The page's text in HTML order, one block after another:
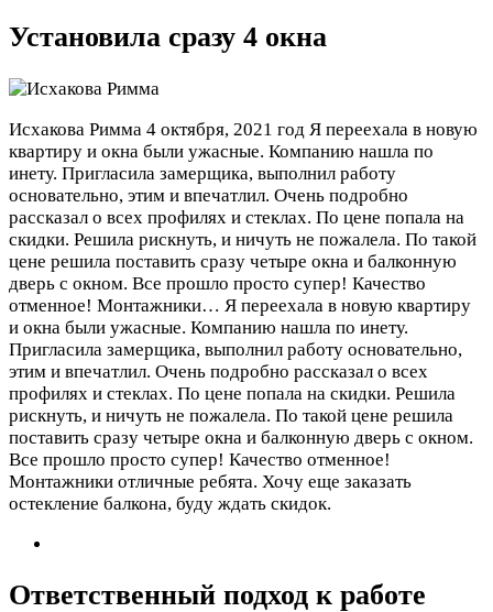
Установила сразу 4 окна
Исхакова Римма 4 октября, 2021 год Я переехала в новую
квартиру и окна были ужасные. Компанию нашла по
инету. Пригласила замерщика, выполнил работу
основательно, этим и впечатлил. Очень подробно
рассказал о всех профилях и стеклах. По цене попала на
скидки. Решила рискнуть, и ничуть не пожалела. По такой
цене решила поставить сразу четыре окна и балконную
дверь с окном. Все прошло просто супер! Качество
отменное! Монтажники… Я переехала в новую квартиру
и окна были ужасные. Компанию нашла по инету.
Пригласила замерщика, выполнил работу основательно,
этим и впечатлил. Очень подробно рассказал о всех
профилях и стеклах. По цене попала на скидки. Решила
рискнуть, и ничуть не пожалела. По такой цене решила
поставить сразу четыре окна и балконную дверь с окном.
Все прошло просто супер! Качество отменное!
Монтажники отличные ребята. Хочу еще заказать
остекление балкона, буду ждать скидок.
Ответственный подход к работе